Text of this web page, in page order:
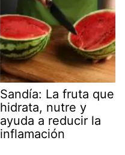
Sandía: La fruta que
hidrata, nutre y
ayuda a reducir la
inflamación